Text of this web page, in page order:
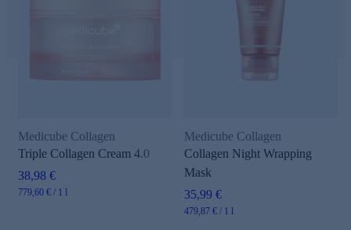
Medicube Collagen
Triple Collagen Cream 4.0
38,98 €
779,60 € / 1 l
Medicube Collagen
Collagen Night Wrapping
Mask
35,99 €
479,87 € / 1 l